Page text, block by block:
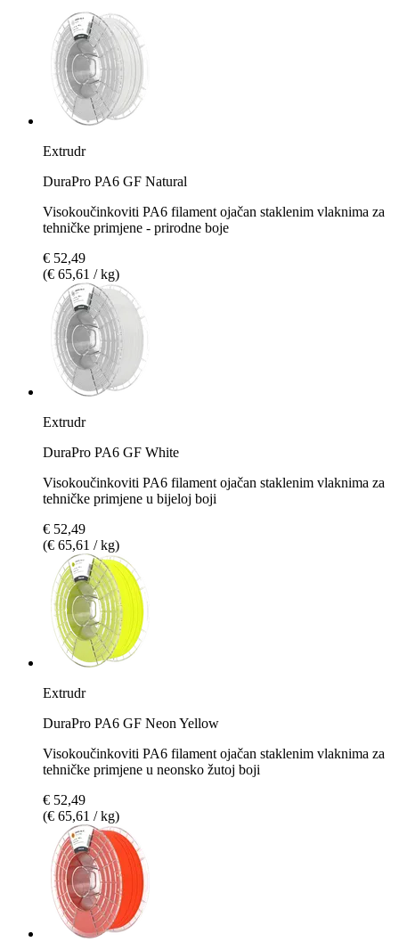
Extrudr
DuraPro PA6 GF Natural
Visokoučinkoviti PA6 filament ojačan staklenim vlaknima za
tehničke primjene - prirodne boje
€ 52,49
(€ 65,61 / kg)
Extrudr
DuraPro PA6 GF White
Visokoučinkoviti PA6 filament ojačan staklenim vlaknima za
tehničke primjene u bijeloj boji
€ 52,49
(€ 65,61 / kg)
Extrudr
DuraPro PA6 GF Neon Yellow
Visokoučinkoviti PA6 filament ojačan staklenim vlaknima za
tehničke primjene u neonsko žutoj boji
€ 52,49
(€ 65,61 / kg)